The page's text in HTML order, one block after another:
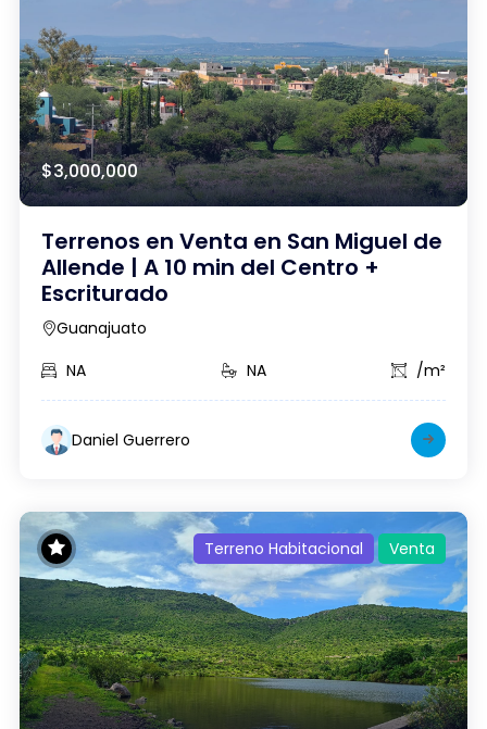
$3,000,000
Terrenos en Venta en San Miguel de
Allende | A 10 min del Centro +
Escriturado
Guanajuato
NA
NA /m²
Daniel Guerrero
Terreno Habitacional Venta